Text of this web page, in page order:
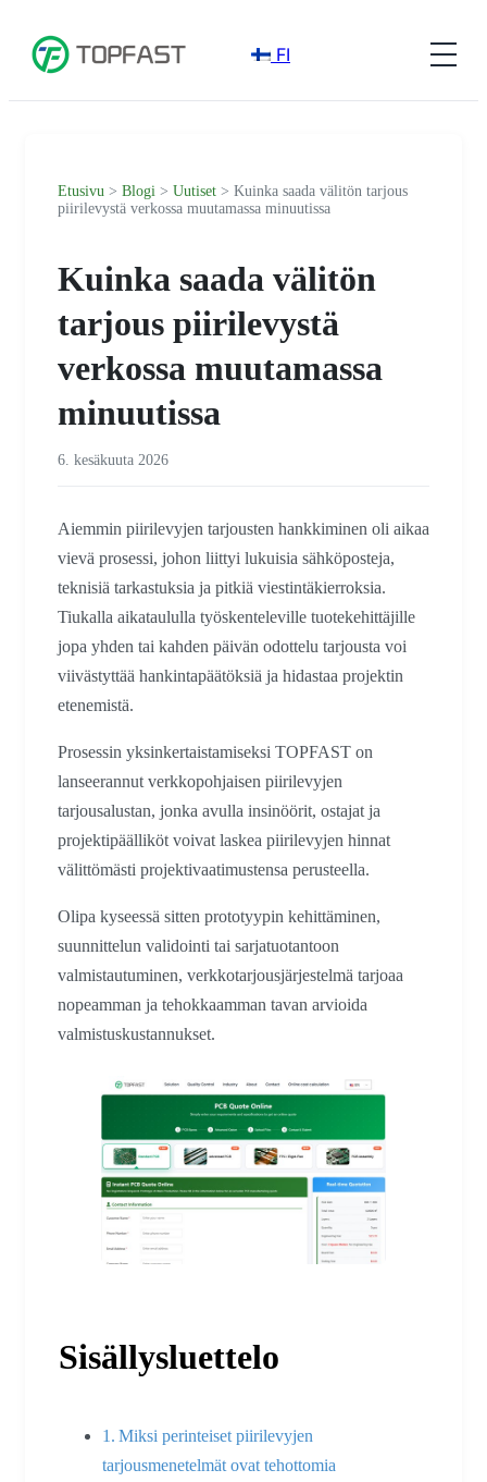
FI
Etusivu > Blogi > Uutiset > Kuinka saada välitön tarjous
piirilevystä verkossa muutamassa minuutissa
Kuinka saada välitön
tarjous piirilevystä
verkossa muutamassa
minuutissa
6. kesäkuuta 2026
Aiemmin piirilevyjen tarjousten hankkiminen oli aikaa
vievä prosessi, johon liittyi lukuisia sähköposteja,
teknisiä tarkastuksia ja pitkiä viestintäkierroksia.
Tiukalla aikataululla työskenteleville tuotekehittäjille
jopa yhden tai kahden päivän odottelu tarjousta voi
viivästyttää hankintapäätöksiä ja hidastaa projektin
etenemistä.
Prosessin yksinkertaistamiseksi TOPFAST on
lanseerannut verkkopohjaisen piirilevyjen
tarjousalustan, jonka avulla insinöörit, ostajat ja
projektipäälliköt voivat laskea piirilevyjen hinnat
välittömästi projektivaatimustensa perusteella.
Olipa kyseessä sitten prototyypin kehittäminen,
suunnittelun validointi tai sarjatuotantoon
valmistautuminen, verkkotarjousjärjestelmä tarjoaa
nopeamman ja tehokkaamman tavan arvioida
valmistuskustannukset.
Sisällysluettelo
Miksi perinteiset piirilevyjen
tarjousmenetelmät ovat tehottomia